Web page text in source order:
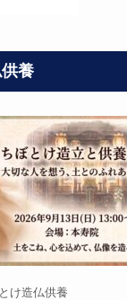
養
け造仏供養